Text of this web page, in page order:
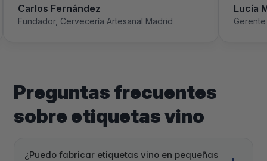
Carlos Fernández
Fundador, Cervecería Artesanal Madrid
Lucía
Preguntas frecuentes
sobre etiquetas vino
¿Puedo fabricar etiquetas vino en pequeñas